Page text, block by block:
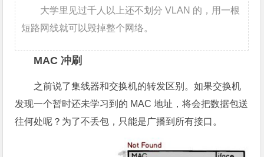
大学里见过千人以上还不划分 VLAN 的，用一根
短路网线就可以毁掉整个网络。
MAC 冲刷
之前说了集线器和交换机的转发区别。如果交换机
发现一个暂时还未学习到的 MAC 地址，将会把数据包送
往何处呢？为了不丢包，只能是广播到所有接口。